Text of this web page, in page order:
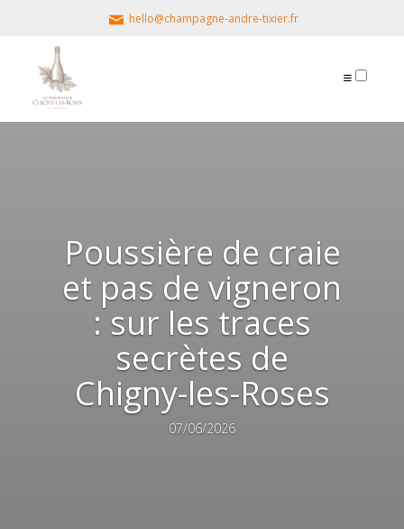
hello@champagne-andre-tixier.fr
Poussière de craie
et pas de vigneron
: sur les traces
secrètes de
Chigny-les-Roses
07/06/2026